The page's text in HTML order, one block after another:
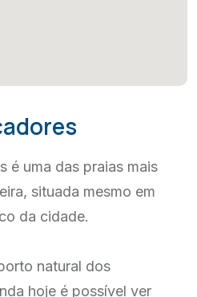
é uma das praias mais
situada mesmo em
da cidade.
natural dos
hoje é possível ver